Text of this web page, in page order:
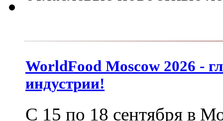
WorldFood Moscow 2026 -
индустрии!
С 15 по 18 сентября в